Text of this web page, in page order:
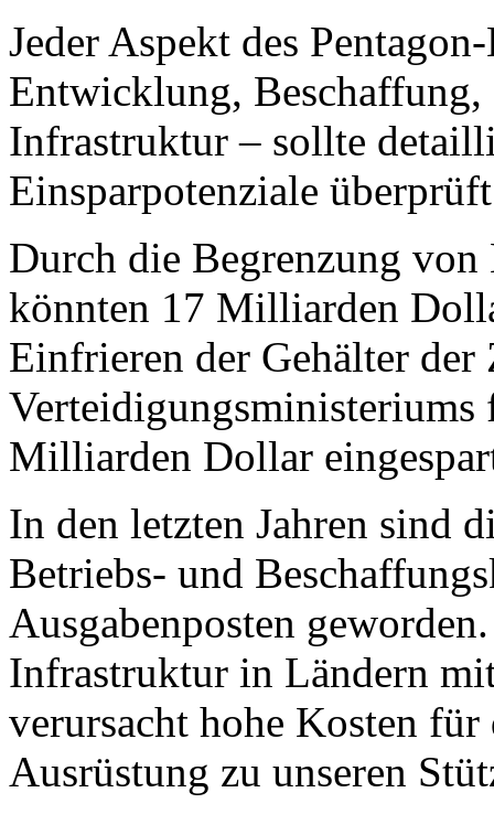
Jeder Aspekt des
Entwicklung,
Infrastruktur – sollte
Einsparpotenziale
Durch die Begrenzung
könnten 17 Milliarden
Einfrieren der Gehälter
Verteidigungsministeriums
Milliarden Dollar
In den letzten Jahren sind
Betriebs- und
Ausgabenposten
Infrastruktur in Ländern
verursacht hohe Kosten
Ausrüstung zu unseren